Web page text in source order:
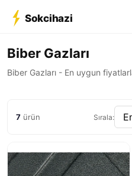
Sokcihazi
Biber Gazları
Biber Gazları - En uygun
7 ürün Sırala: